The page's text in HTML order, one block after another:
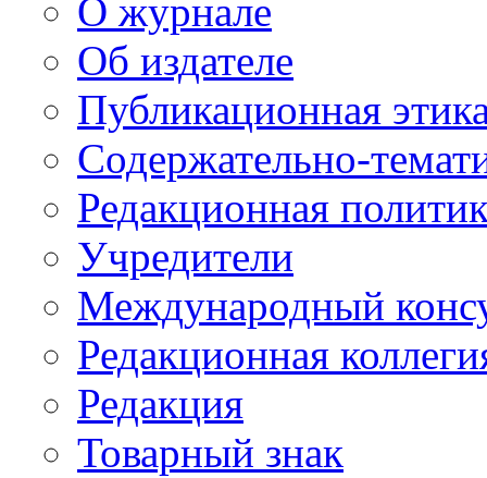
О журнале
Об издателе
Публикационная
Содержательно-
Редакционная
Учредители
Международный
Редакционная
Редакция
Товарный знак